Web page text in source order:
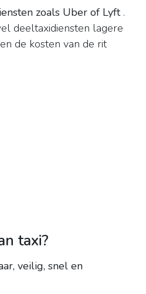
zoals Uber of Lyft.
deeltaxidiensten lagere
de kosten van de rit
taxi?
veilig, snel en